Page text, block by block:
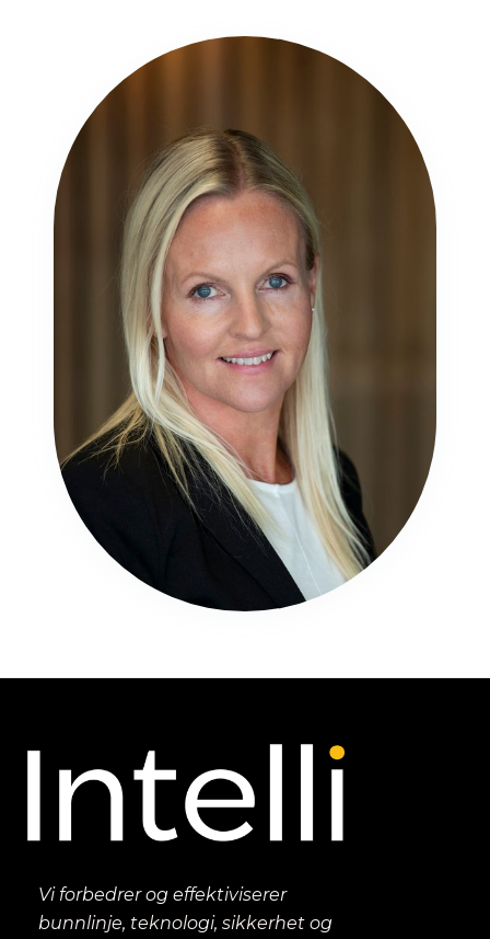
Vi forbedrer og effektiviserer
bunnlinje, teknologi, sikkerhet og